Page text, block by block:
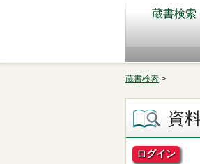
蔵書検索
蔵書検索 >
資
ログイン